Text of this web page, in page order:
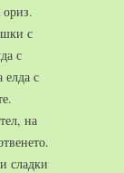
ориз.
с
с
елда с
на
сладки